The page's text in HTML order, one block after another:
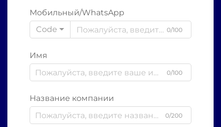
Мобильный/WhatsApp
Code
0/100
Имя
0/100
Название компании
0/200